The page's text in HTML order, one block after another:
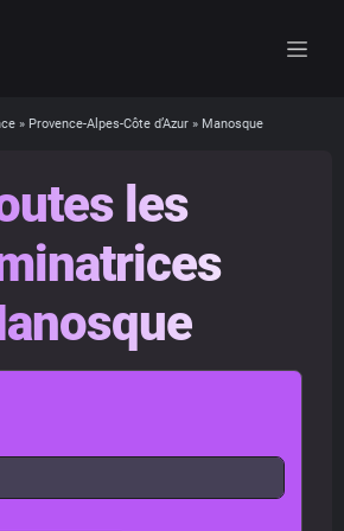
» Provence-Alpes-Côte d’Azur» Manosque
les